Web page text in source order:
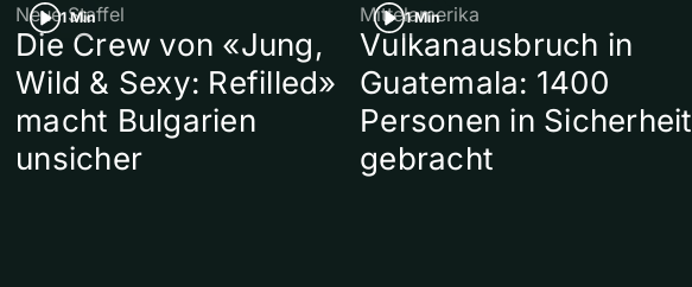
1 Min
Neue Staffel
Die Crew von «Jung,
Wild & Sexy: Refilled»
macht Bulgarien
unsicher
1 Min
Mittelamerika
Vulkanausbruch in
Guatemala: 1400
Personen in Sicherheit
gebracht